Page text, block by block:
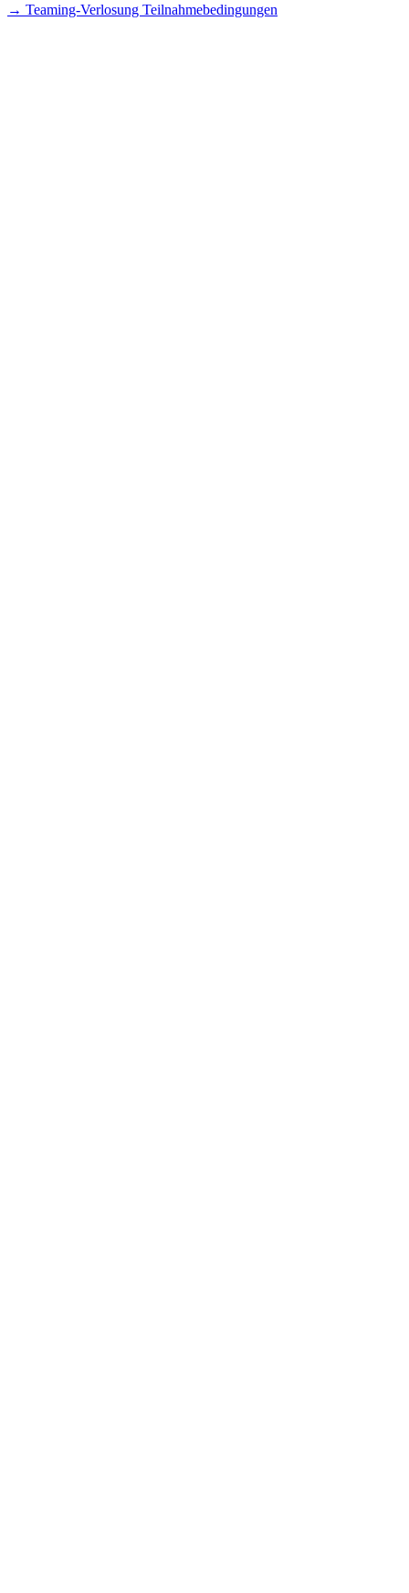
→ Teaming-Verlosung Teilnahmebedingungen